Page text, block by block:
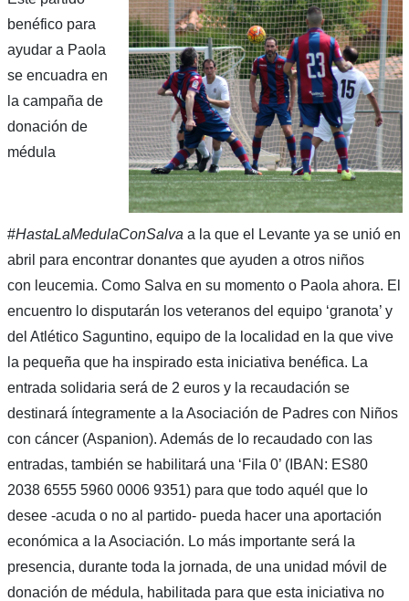
benéfico para
ayudar a Paola
se encuadra en
la campaña de
donación de
médula
#HastaLaMedulaConSalva a la que el Levante ya se unió en
abril para encontrar donantes que ayuden a otros niños
con leucemia. Como Salva en su momento o Paola ahora. El
encuentro lo disputarán los veteranos del equipo ‘granota’ y
del Atlético Saguntino, equipo de la localidad en la que vive
la pequeña que ha inspirado esta iniciativa benéfica. La
entrada solidaria será de 2 euros y la recaudación se
destinará íntegramente a la Asociación de Padres con Niños
con cáncer (Aspanion). Además de lo recaudado con las
entradas, también se habilitará una ‘Fila 0’ (IBAN: ES80
2038 6555 5960 0006 9351) para que todo aquél que lo
desee -acuda o no al partido- pueda hacer una aportación
económica a la Asociación. Lo más importante será la
presencia, durante toda la jornada, de una unidad móvil de
donación de médula, habilitada para que esta iniciativa no